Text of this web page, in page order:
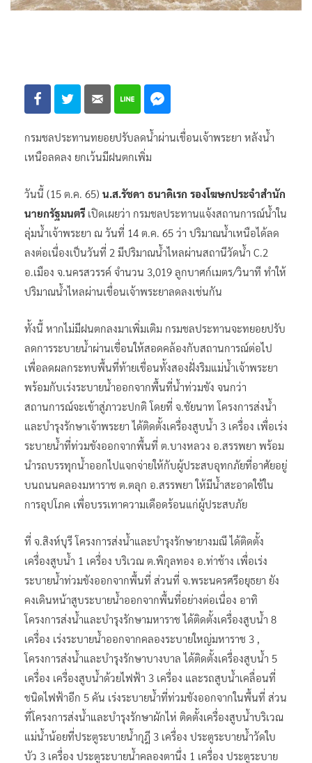
กรมชลประทานทยอยปรับลดน้ำผ่านเขื่อนเจ้าพระยา หลังน้ำ
เหนือลดลง ยกเว้นมีฝนตกเพิ่ม
วันนี้ (15 ต.ค. 65) น.ส.รัชดา ธนาดิเรก รองโฆษกประจำสำนัก
นายกรัฐมนตรี เปิดเผยว่า กรมชลประทานแจ้งสถานการณ์น้ำใน
ลุ่มน้ำเจ้าพระยา ณ วันที่ 14 ต.ค. 65 ว่า ปริมาณน้ำเหนือได้ลด
ลงต่อเนื่องเป็นวันที่ 2 มีปริมาณน้ำไหลผ่านสถานีวัดน้ำ C.2
อ.เมือง จ.นครสวรรค์ จำนวน 3,019 ลูกบาศก์เมตร/วินาที ทำให้
ปริมาณน้ำไหลผ่านเขื่อนเจ้าพระยาลดลงเช่นกัน
ทั้งนี้ หากไม่มีฝนตกลงมาเพิ่มเติม กรมชลประทานจะทยอยปรับ
ลดการระบายน้ำผ่านเขื่อนให้สอดคล้องกับสถานการณ์ต่อไป
เพื่อลดผลกระทบพื้นที่ท้ายเขื่อนทั้งสองฝั่งริมแม่น้ำเจ้าพระยา
พร้อมกับเร่งระบายน้ำออกจากพื้นที่น้ำท่วมขัง จนกว่า
สถานการณ์จะเข้าสู่ภาวะปกติ โดยที่ จ.ชัยนาท โครงการส่งน้ำ
และบำรุงรักษาเจ้าพระยา ได้ติดตั้งเครื่องสูบน้ำ 3 เครื่อง เพื่อเร่ง
ระบายน้ำที่ท่วมขังออกจากพื้นที่ ต.บางหลวง อ.สรรพยา พร้อม
นำรถบรรทุกน้ำออกไปแจกจ่ายให้กับผู้ประสบอุทกภัยที่อาศัยอยู่
บนถนนคลองมหาราช ต.ตลุก อ.สรรพยา ให้มีน้ำสะอาดใช้ใน
การอุปโภค เพื่อบรรเทาความเดือดร้อนแก่ผู้ประสบภัย
ที่ จ.สิงห์บุรี โครงการส่งน้ำและบำรุงรักษายางมณี ได้ติดตั้ง
เครื่องสูบน้ำ 1 เครื่อง บริเวณ ต.พิกุลทอง อ.ท่าช้าง เพื่อเร่ง
ระบายน้ำท่วมขังออกจากพื้นที่ ส่วนที่ จ.พระนครศรีอยุธยา ยัง
คงเดินหน้าสูบระบายน้ำออกจากพื้นที่อย่างต่อเนื่อง อาทิ
โครงการส่งน้ำและบำรุงรักษามหาราช ได้ติดตั้งเครื่องสูบน้ำ 8
เครื่อง เร่งระบายน้ำออกจากคลองระบายใหญ่มหาราช 3 ,
โครงการส่งน้ำและบำรุงรักษาบางบาล ได้ติดตั้งเครื่องสูบน้ำ 5
เครื่อง เครื่องสูบน้ำด้วยไฟฟ้า 3 เครื่อง และรถสูบน้ำเคลื่อนที่
ชนิดไฟฟ้าอีก 5 คัน เร่งระบายน้ำที่ท่วมขังออกจากในพื้นที่ ส่วน
ที่โครงการส่งน้ำและบำรุงรักษาผักไห่ ติดตั้งเครื่องสูบน้ำบริเวณ
แม่น้ำน้อยที่ประตูระบายน้ำกุฎี 3 เครื่อง ประตูระบายน้ำวัดใบ
บัว 3 เครื่อง ประตูระบายน้ำคลองตานึ่ง 1 เครื่อง ประตูระบาย